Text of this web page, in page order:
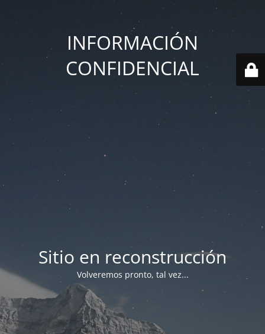
INFORMACIÓN
CONFIDENCIAL
Sitio en reconstrucción
Volveremos pronto, tal vez...